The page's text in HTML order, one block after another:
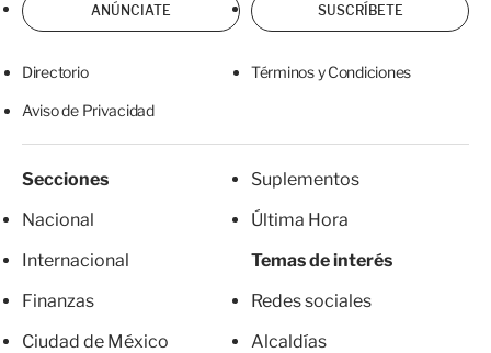
ANÚNCIATE SUSCRÍBETE
Directorio Términos y Condiciones
Aviso de Privacidad
Secciones
Nacional
Internacional
Finanzas
Ciudad de México
Suplementos
Última Hora
Temas de interés
Redes sociales
Alcaldías